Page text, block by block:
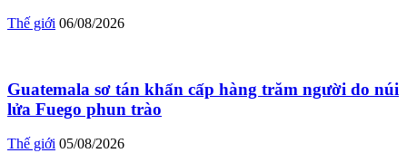
Thế giới 06/08/2026
Guatemala sơ tán khẩn cấp hàng trăm người do núi
lửa Fuego phun trào
Thế giới 05/08/2026